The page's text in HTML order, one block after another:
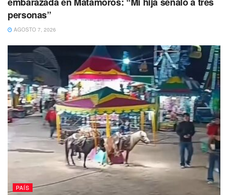
personas”
AGOSTO 7, 2026
PAÍS